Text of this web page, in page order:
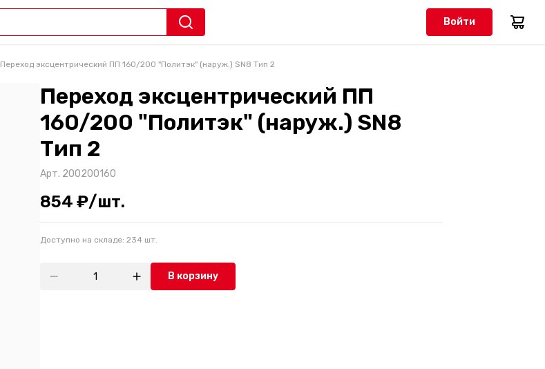
Войти
Переход эксцентрический ПП 160/200 "Политэк" (наруж.) SN8 Тип 2
Переход эксцентрический ПП
160/200 "Политэк" (наруж.) SN8
Тип 2
Арт. 200200160
854 ₽/шт.
Доступно на складе: 234 шт.
В корзину